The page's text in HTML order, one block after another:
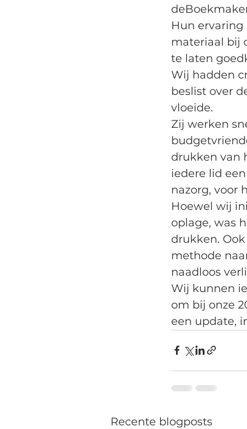
Hun
materiaal bij
te laten
Wij hadden
beslist over
vloeide.
Zij werken
drukken van
iedere lid
nazorg, voor
Hoewel wij
oplage, was
drukken.
methode
naadloos
Wij kunnen
om bij onze
een update,
Recente blogposts